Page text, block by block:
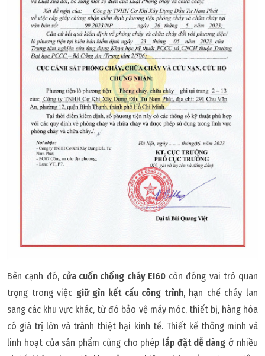
Bên cạnh đó, cửa cuốn chống cháy EI60còn đóng vai trò quan
trọng trong việc giữ gìn kết cấu công trình, hạn chế cháy lan
sang các khu vực khác, từ đó bảo vệ máy móc, thiết bị, hàng hóa
có giá trị lớn và tránh thiệt hại kinh tế. Thiết kế thông minh và
linh hoạt của sản phẩm cũng cho phép lắp đặt dễ dàng ở nhiều